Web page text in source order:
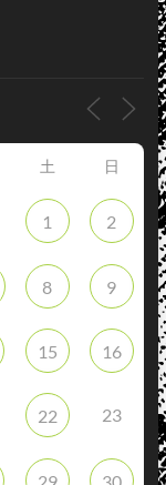
土 日
1 2
8 9
15 16
22 23
29 30